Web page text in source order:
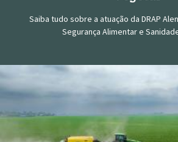
Saiba tudo sobre a atuação da DRAP
Segurança Alimentar e